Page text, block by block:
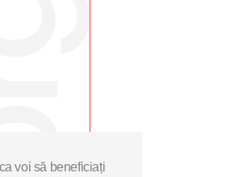
voi să beneficiați